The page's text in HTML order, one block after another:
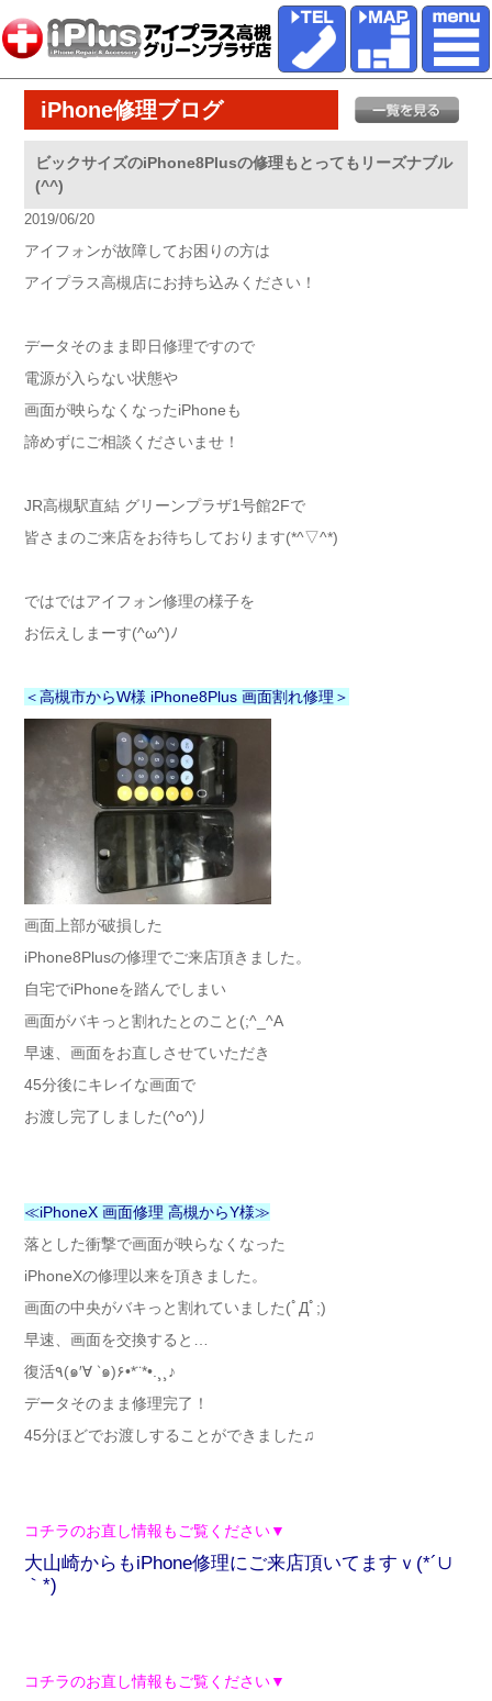
iPhone修理ブログ
ビックサイズのiPhone8Plusの修理もとってもリーズナブル
(^^)
2019/06/20
アイフォンが故障してお困りの方は
アイプラス高槻店にお持ち込みください！
データそのまま即日修理ですので
電源が入らない状態や
画面が映らなくなったiPhoneも
諦めずにご相談くださいませ！
JR高槻駅直結 グリーンプラザ1号館2Fで
皆さまのご来店をお待ちしております(*^▽^*)
ではではアイフォン修理の様子を
お伝えしまーす(^ω^)ﾉ
＜高槻市からW様 iPhone8Plus 画面割れ修理＞
画面上部が破損した
iPhone8Plusの修理でご来店頂きました。
自宅でiPhoneを踏んでしまい
画面がバキっと割れたとのこと(;^_^A
早速、画面をお直しさせていただき
45分後にキレイな画面で
お渡し完了しました(^o^)丿
≪iPhoneX 画面修理 高槻からY様≫
落とした衝撃で画面が映らなくなった
iPhoneXの修理以来を頂きました。
画面の中央がバキっと割れていました(ﾟДﾟ;)
早速、画面を交換すると…
復活٩(๑′∀ ‵๑)۶•*¨*•.¸¸♪
データそのまま修理完了！
45分ほどでお渡しすることができました♫
コチラのお直し情報もご覧ください▼
大山崎からもiPhone修理にご来店頂いてますｖ(*´∪
｀*)
コチラのお直し情報もご覧ください▼